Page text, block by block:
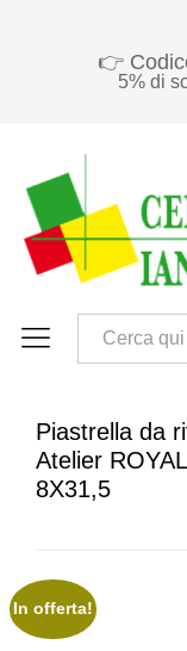
👉
5% di
Piastrella da
Atelier
8X31,5
In offerta!